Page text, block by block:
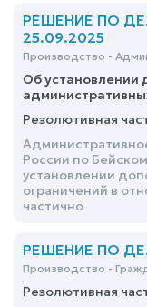
РЕШЕНИЕ ПО
25.09.2025
Производство -
Об установлении
Резолютивная
России по
установлении
ограничений в
частично
РЕШЕНИЕ ПО
Производство -
Резолютивная